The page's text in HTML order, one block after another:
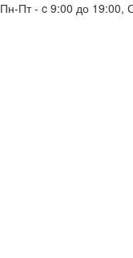
Пн-Пт - c 9:00 до 19:00,